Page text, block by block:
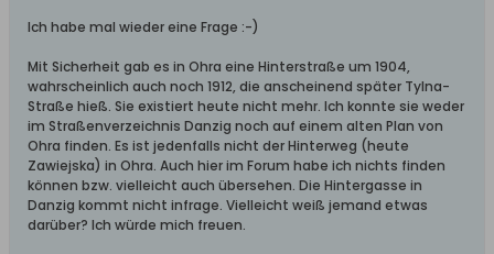
Ich habe mal wieder eine Frage :-)
Mit Sicherheit gab es in Ohra eine Hinterstraße um 1904,
wahrscheinlich auch noch 1912, die anscheinend später Tylna-
Straße hieß. Sie existiert heute nicht mehr. Ich konnte sie weder
im Straßenverzeichnis Danzig noch auf einem alten Plan von
Ohra finden. Es ist jedenfalls nicht der Hinterweg (heute
Zawiejska) in Ohra. Auch hier im Forum habe ich nichts finden
können bzw. vielleicht auch übersehen. Die Hintergasse in
Danzig kommt nicht infrage. Vielleicht weiß jemand etwas
darüber? Ich würde mich freuen.